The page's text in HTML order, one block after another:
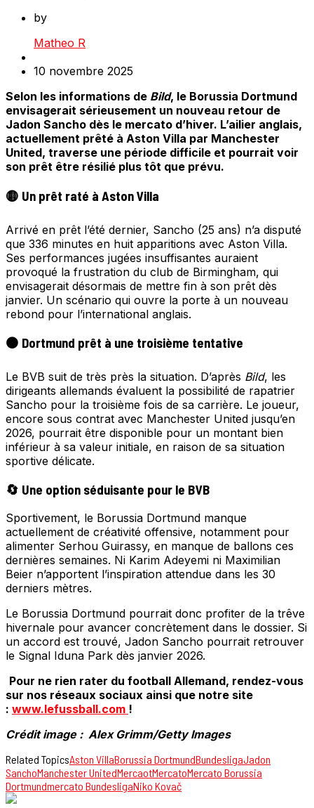
by
Matheo R
10 novembre 2025
Selon les informations de Bild, le Borussia Dortmund
envisagerait sérieusement un nouveau retour de
Jadon Sancho dès le mercato d’hiver. L’ailier anglais,
actuellement prêté à Aston Villa par Manchester
United, traverse une période difficile et pourrait voir
son prêt être résilié plus tôt que prévu.
🟡 Un prêt raté à Aston Villa
Arrivé en prêt l’été dernier, Sancho (25 ans) n’a disputé
que 336 minutes en huit apparitions avec Aston Villa.
Ses performances jugées insuffisantes auraient
provoqué la frustration du club de Birmingham, qui
envisagerait désormais de mettre fin à son prêt dès
janvier. Un scénario qui ouvre la porte à un nouveau
rebond pour l’international anglais.
⚫ Dortmund prêt à une troisième tentative
Le BVB suit de très près la situation. D’après Bild, les
dirigeants allemands évaluent la possibilité de rapatrier
Sancho pour la troisième fois de sa carrière. Le joueur,
encore sous contrat avec Manchester United jusqu’en
2026, pourrait être disponible pour un montant bien
inférieur à sa valeur initiale, en raison de sa situation
sportive délicate.
🔄 Une option séduisante pour le BVB
Sportivement, le Borussia Dortmund manque
actuellement de créativité offensive, notamment pour
alimenter Serhou Guirassy, en manque de ballons ces
dernières semaines. Ni Karim Adeyemi ni Maximilian
Beier n’apportent l’inspiration attendue dans les 30
derniers mètres.
Le Borussia Dortmund pourrait donc profiter de la trêve
hivernale pour avancer concrètement dans le dossier. Si
un accord est trouvé, Jadon Sancho pourrait retrouver
le Signal Iduna Park dès janvier 2026.
Pour ne rien rater du football Allemand, rendez-vous
sur nos réseaux sociaux ainsi que notre site
: www.lefussball.com !
Crédit image : Alex Grimm/Getty Images
Related TopicsAston VillaBorussia DortmundBundesligaJadon
SanchoManchester UnitedMercaotMercatoMercato Borussia
Dortmundmercato BundesligaNiko Kovač